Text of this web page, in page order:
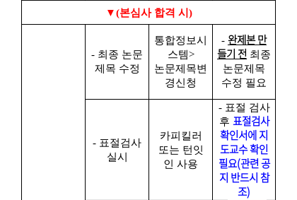
▼(본심사 합격 시 )
- 최종 논문
제목 수정
통합정보시
스템>
논문제목변
경신청
- 완제본 만
들기 전 최종
논문제목
수정 필요
- 표절검사
실시
카피킬러
또는 턴잇
인 사용
- 표절 검사
후 표절검사
확인서에 지
도교수 확인
필요(관련 공
지 반드시 참
조)